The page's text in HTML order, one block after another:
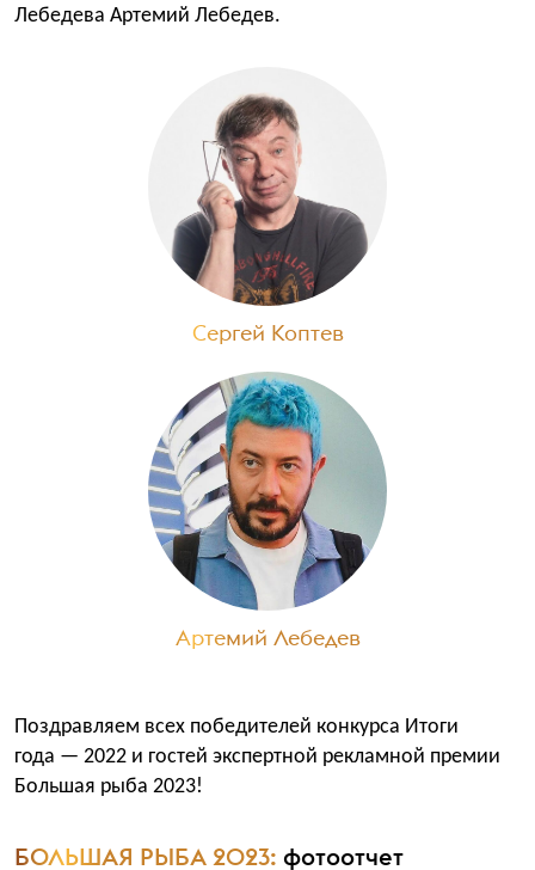
Лебедева Артемий Лебедев.
Сергей Коптев
Артемий Лебедев
Поздравляем всех победителей конкурса Итоги
года — 2022 и гостей экспертной рекламной премии
Большая рыба 2023!
БОЛЬШАЯ РЫБА 2023: фотоотчет